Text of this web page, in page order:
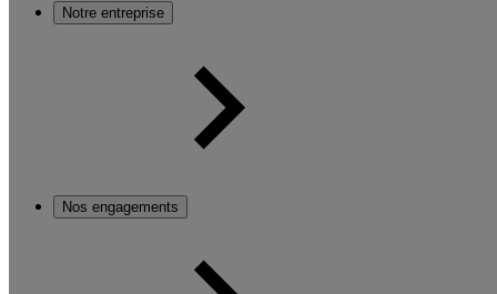
Notre entreprise
Nos engagements